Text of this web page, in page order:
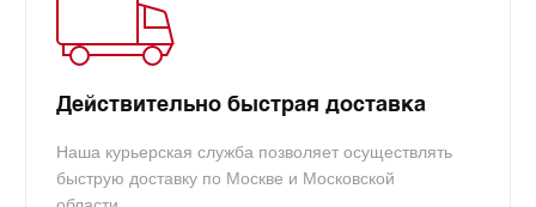
Действительно быстрая доставка
Наша курьерская служба позволяет осуществлять
быструю доставку по Москве и Московской